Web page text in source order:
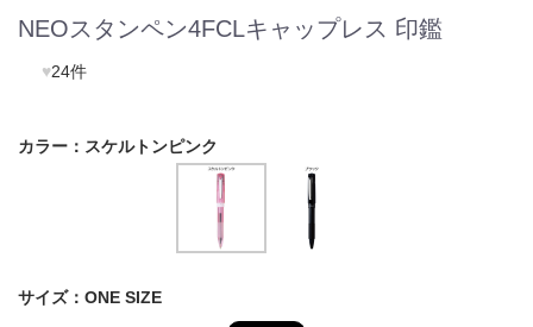
NEOスタンペン4FCLキャップレス 印鑑
♥24件
カラー： スケルトンピンク
サイズ： ONE SIZE